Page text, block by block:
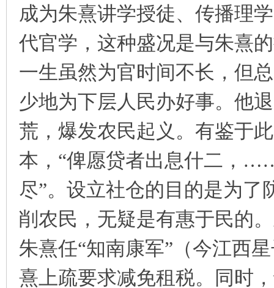
成为朱熹讲学授徒、传播理
代官学，这种盛况是与朱熹
一生虽然为官时间不长，但
少地为下层人民办好事。他
荒，爆发农民起义。有鉴于
本，“俾愿贷者出息什二，
尽”。设立社仓的目的是为了
削农民，无疑是有惠于民的
朱熹任“知南康军”（今江西
熹上疏要求减免租税。同时